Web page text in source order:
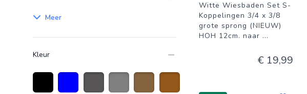
Meer
Kleur
Witte Wiesbaden Set S-
Koppelingen 3/4 x 3/8
grote sprong (NIEUW)
HOH 12cm. naar ...
€ 19,99